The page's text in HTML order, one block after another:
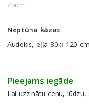
Zoom +
Neptūna kāzas
Audekls, eļļa 80 x 120 cm
Pieejams iegādei
Lai uzzinātu cenu,